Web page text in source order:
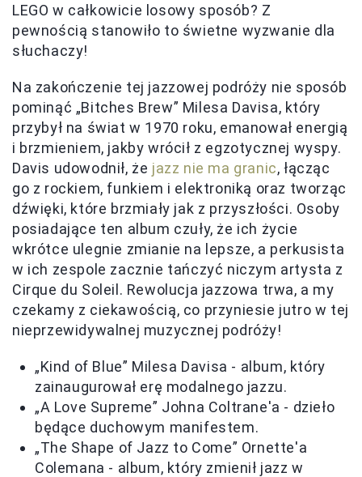
LEGO w całkowicie losowy sposób? Z
pewnością stanowiło to świetne wyzwanie dla
słuchaczy!
Na zakończenie tej jazzowej podróży nie sposób
pominąć „Bitches Brew” Milesa Davisa, który
przybył na świat w 1970 roku, emanował energią
i brzmieniem, jakby wrócił z egzotycznej wyspy.
Davis udowodnił, że jazz nie ma granic, łącząc
go z rockiem, funkiem i elektroniką oraz tworząc
dźwięki, które brzmiały jak z przyszłości. Osoby
posiadające ten album czuły, że ich życie
wkrótce ulegnie zmianie na lepsze, a perkusista
w ich zespole zacznie tańczyć niczym artysta z
Cirque du Soleil. Rewolucja jazzowa trwa, a my
czekamy z ciekawością, co przyniesie jutro w tej
nieprzewidywalnej muzycznej podróży!
„Kind of Blue” Milesa Davisa - album, który
zainaugurował erę modalnego jazzu.
„A Love Supreme” Johna Coltrane'a - dzieło
będące duchowym manifestem.
„The Shape of Jazz to Come” Ornette'a
Colemana - album, który zmienił jazz w